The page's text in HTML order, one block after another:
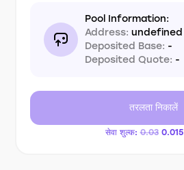
Pool Information:
Address:undefined
Deposited Base: -
Deposited Quote: -
तरलता निकालें
सेवा शुल्क: 0.03 0.015